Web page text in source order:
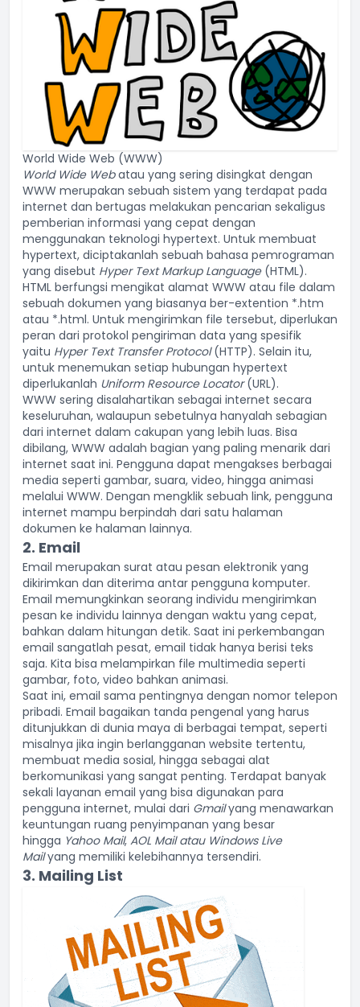
World Wide Web (WWW)
World Wide Webatau yang sering disingkat dengan
WWW merupakan sebuah sistem yang terdapat pada
internet dan bertugas melakukan pencarian sekaligus
pemberian informasi yang cepat dengan
menggunakan teknologi hypertext. Untuk membuat
hypertext, diciptakanlah sebuah bahasa pemrograman
yang disebut Hyper Text Markup Language(HTML).
HTML berfungsi mengikat alamat WWW atau file dalam
sebuah dokumen yang biasanya ber-extention *.htm
atau *.html. Untuk mengirimkan file tersebut, diperlukan
peran dari protokol pengiriman data yang spesifik
yaitu Hyper Text Transfer Protocol(HTTP). Selain itu,
untuk menemukan setiap hubungan hypertext
diperlukanlah Uniform Resource Locator(URL).
WWW sering disalahartikan sebagai internet secara
keseluruhan, walaupun sebetulnya hanyalah sebagian
dari internet dalam cakupan yang lebih luas. Bisa
dibilang, WWW adalah bagian yang paling menarik dari
internet saat ini. Pengguna dapat mengakses berbagai
media seperti gambar, suara, video, hingga animasi
melalui WWW. Dengan mengklik sebuah link, pengguna
internet mampu berpindah dari satu halaman
dokumen ke halaman lainnya.
2. Email
Email merupakan surat atau pesan elektronik yang
dikirimkan dan diterima antar pengguna komputer.
Email memungkinkan seorang individu mengirimkan
pesan ke individu lainnya dengan waktu yang cepat,
bahkan dalam hitungan detik. Saat ini perkembangan
email sangatlah pesat, email tidak hanya berisi teks
saja. Kita bisa melampirkan file multimedia seperti
gambar, foto, video bahkan animasi.
Saat ini, email sama pentingnya dengan nomor telepon
pribadi. Email bagaikan tanda pengenal yang harus
ditunjukkan di dunia maya di berbagai tempat, seperti
misalnya jika ingin berlangganan website tertentu,
membuat media sosial, hingga sebagai alat
berkomunikasi yang sangat penting. Terdapat banyak
sekali layanan email yang bisa digunakan para
pengguna internet, mulai dari Gmailyang menawarkan
keuntungan ruang penyimpanan yang besar
hingga Yahoo Mail, AOL Mail atau Windows Live
Mailyang memiliki kelebihannya tersendiri.
3. Mailing List